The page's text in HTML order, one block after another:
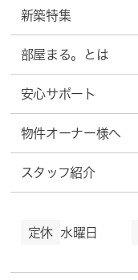
新築特集
部屋まる。とは
安心サポート
物件オーナー様へ
スタッフ紹介
定休 水曜日